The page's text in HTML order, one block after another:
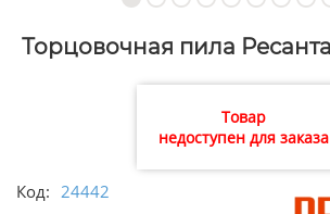
Торцовочная пила
Товар
недоступен для заказа
Код: 24442